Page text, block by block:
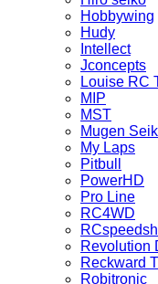
Hobbywing
Hudy
Intellect
Jconcepts
Louise RC
MIP
MST
Mugen
My Laps
Pitbull
PowerHD
Pro Line
RC4WD
Revolution
Reckward
Robitronic